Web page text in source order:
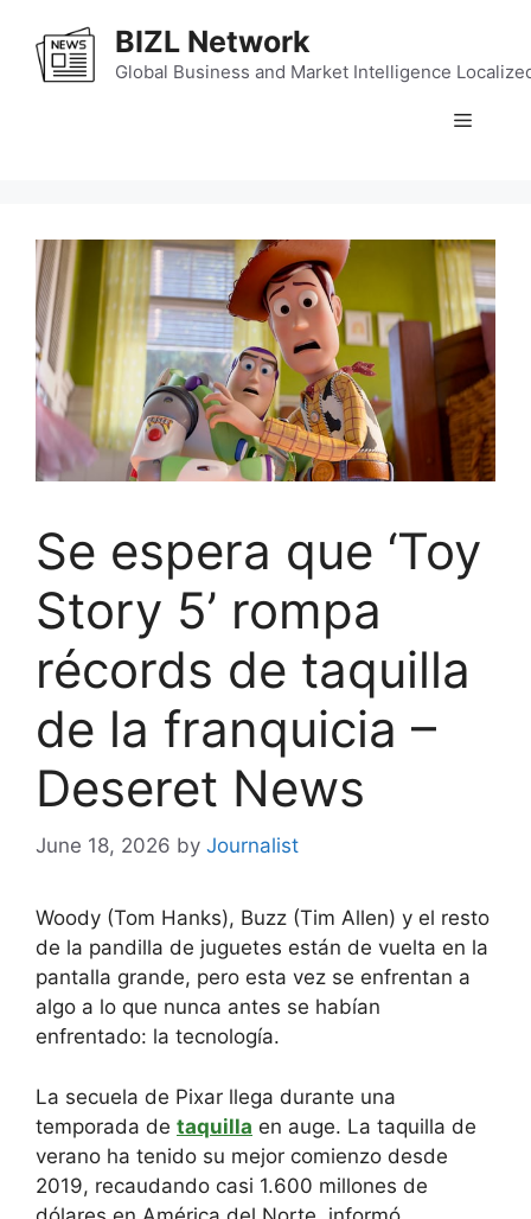
content
BIZL Network
Global Business and Market Intelligence
Menu
Se espera que ‘Toy
Story 5’ rompa
récords de taquilla
de la franquicia –
Deseret News
June 18, 2026 by Journalist
Woody (Tom Hanks), Buzz (Tim Allen) y el resto
de la pandilla de juguetes están de vuelta en la
pantalla grande, pero esta vez se enfrentan a
algo a lo que nunca antes se habían
enfrentado: la tecnología.
La secuela de Pixar llega durante una
temporada de taquilla en auge. La taquilla de
verano ha tenido su mejor comienzo desde
2019, recaudando casi 1.600 millones de